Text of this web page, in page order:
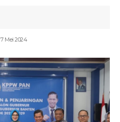
7 Mei 2024